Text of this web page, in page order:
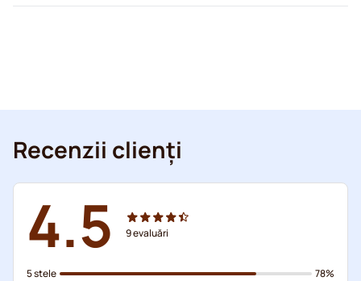
Recenzii clienți
4.5 9evaluări
5 stele
78%